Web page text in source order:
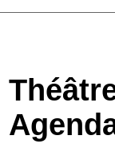
Economie
Services